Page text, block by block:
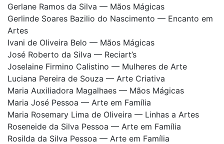
Gerlane Ramos da Silva — Mãos Mágicas
Gerlinde Soares Bazilio do Nascimento — Encanto em
Artes
Ivani de Oliveira Belo — Mãos Mágicas
José Roberto da Silva — Reciart’s
Joselaine Firmino Calistino — Mulheres de Arte
Luciana Pereira de Souza — Arte Criativa
Maria Auxiliadora Magalhaes — Mãos Mágicas
Maria José Pessoa — Arte em Família
Maria Rosemary Lima de Oliveira — Linhas a Artes
Roseneide da Silva Pessoa — Arte em Família
Rosilda da Silva Pessoa — Arte em Família